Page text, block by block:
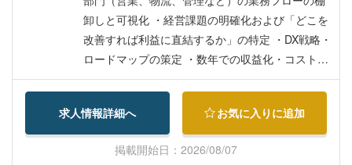
卸しと可視化 ・経営課題の明確化および「どこを
改善すれば利益に直結するか」の特定 ・DX戦略・
ロードマップの策定 ・数年での収益化・コスト削
減を見据えた中長期DX計画の立案 ・投資対効果
（ROI）のシミュレーションと経営陣への提案 ・
システムの選定・導入・構築 ・業務効率化および
収益向上に資するツール・システムの選定・導入
（ハンズオンでの対応含む） ・ベンダーコントロ
求人情報詳細へ お気に入りに追加
掲載開始日：2026/08/07